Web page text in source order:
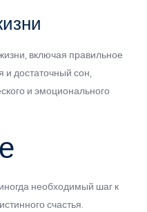
включая правильное
и достаточный сон,
и эмоционального
необходимый шаг к
счастья.